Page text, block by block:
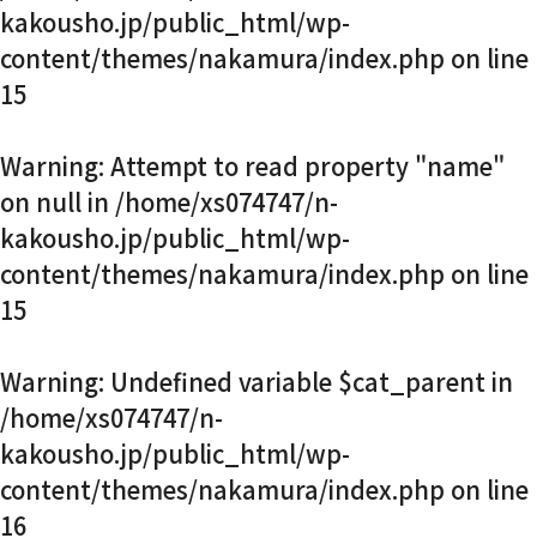
採用情報
kakousho.jp/public_html/wp-
content/themes/nakamura/index.php on line
15
Warning: Attempt to read property "name"
on null in /home/xs074747/n-
kakousho.jp/public_html/wp-
content/themes/nakamura/index.php on line
15
Warning: Undefined variable $cat_parent in
/home/xs074747/n-
kakousho.jp/public_html/wp-
content/themes/nakamura/index.php on line
16